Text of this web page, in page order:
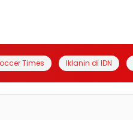
Times Iklanin di IDN